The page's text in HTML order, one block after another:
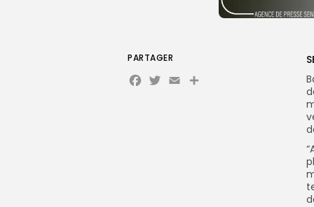
PARTAGER
Facebook
Twitter
EmailPartager